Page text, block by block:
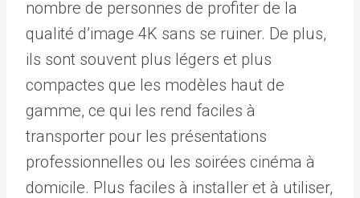
nombre de personnes de profiter de la
qualité d’image 4K sans se ruiner. De plus,
ils sont souvent plus légers et plus
compactes que les modèles haut de
gamme, ce qui les rend faciles à
transporter pour les présentations
professionnelles ou les soirées cinéma à
domicile. Plus faciles à installer et à utiliser,